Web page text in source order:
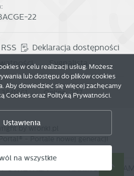
HARMONOGRAM
22
RSS
Deklaracja dostępności
Sygnalista
Online: 307
w celu realizacji usług. Możesz
lub dostępu do plików cookies
Aby dowiedzieć się więcej zachęcamy
Cookies oraz Polityką Prywatności.
Ustawienia
na wszystkie
wybrane